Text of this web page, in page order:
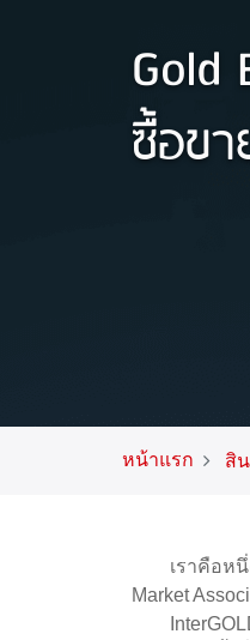
Gold
ซื้อข
หน้าแรก สิ
เราคือห
Market